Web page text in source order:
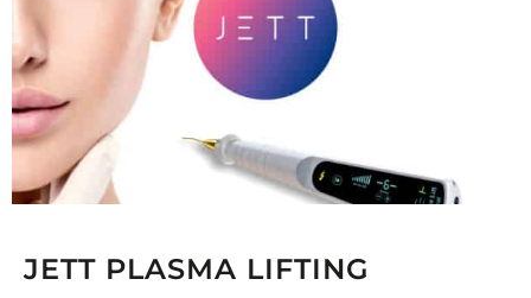
JETT PLASMA LIFTING